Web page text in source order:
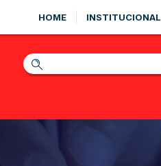
HOME INSTITUCIONAL